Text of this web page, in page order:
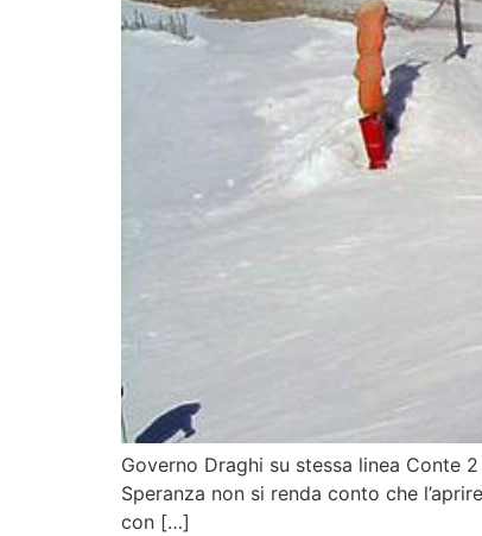
Governo Draghi su stessa linea Conte
Speranza non si renda conto che
con […]